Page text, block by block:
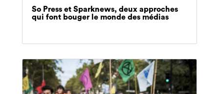
So Press et Sparknews, deux approches
qui font bouger le monde des médias